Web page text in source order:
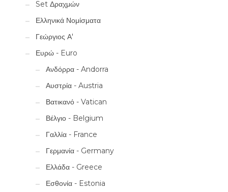
Set Δραχμών
Ελληνικά Νομίσματα
Γεώργιος Α'
Ευρώ - Euro
Ανδόρρα - Andorra
Αυστρία - Austria
Βατικανό - Vatican
Βέλγιο - Belgium
Γαλλία - France
Γερμανία - Germany
Ελλάδα - Greece
Εσθονία - Estonia